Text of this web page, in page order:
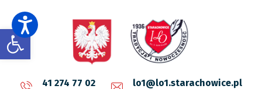
Open toolbar
41 274 77 02 lo1@lo1.starachowice.pl